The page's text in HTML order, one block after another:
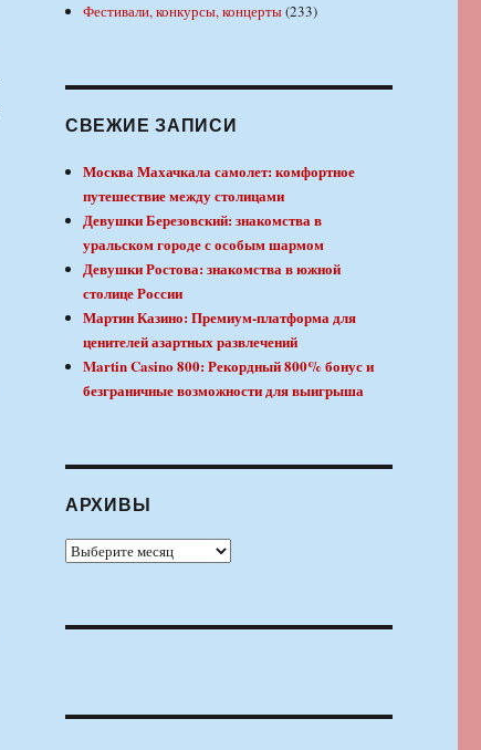
Фестивали, конкурсы, концерты(233)
СВЕЖИЕ ЗАПИСИ
Москва Махачкала самолет: комфортное
путешествие между столицами
Девушки Березовский: знакомства в
уральском городе с особым шармом
Девушки Ростова: знакомства в южной
столице России
Мартин Казино: Премиум-платформа для
ценителей азартных развлечений
Martin Casino 800: Рекордный 800% бонус и
безграничные возможности для выигрыша
АРХИВЫ
Архивы